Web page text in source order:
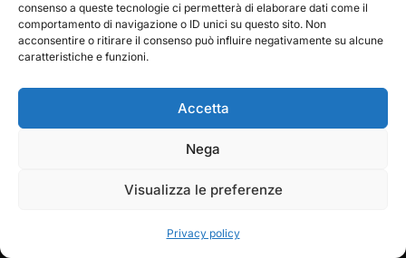
consenso a queste tecnologie ci permetterà di elaborare dati come il
comportamento di navigazione o ID unici su questo sito. Non
acconsentire o ritirare il consenso può influire negativamente su alcune
caratteristiche e funzioni.
Accetta
Nega
Visualizza le preferenze
Privacy policy
Copyright © 2026 — Frasassi Climbing Festival. All
Rights Reserved